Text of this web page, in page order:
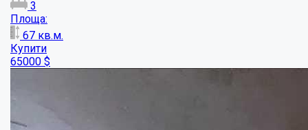
3
Площа:
57кв.м.
Купити
70000 $